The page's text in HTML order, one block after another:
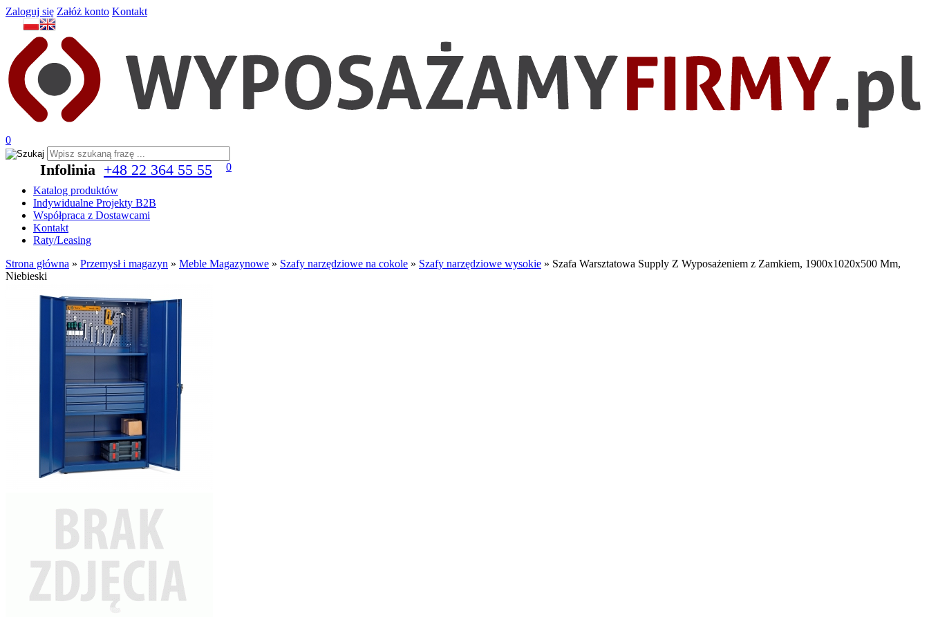
Zaloguj się Załóż konto Kontakt
0
Infolinia +48 22 364 55 55
0
Katalog produktów
Indywidualne Projekty B2B
Współpraca z Dostawcami
Kontakt
Raty/Leasing
Strona główna » Przemysł i magazyn » Meble Magazynowe » Szafy narzędziowe na cokole » Szafy narzędziowe wysokie » Szafa Warsztatowa Supply Z Wyposażeniem z Zamkiem, 1900x1020x500 Mm,
Niebieski